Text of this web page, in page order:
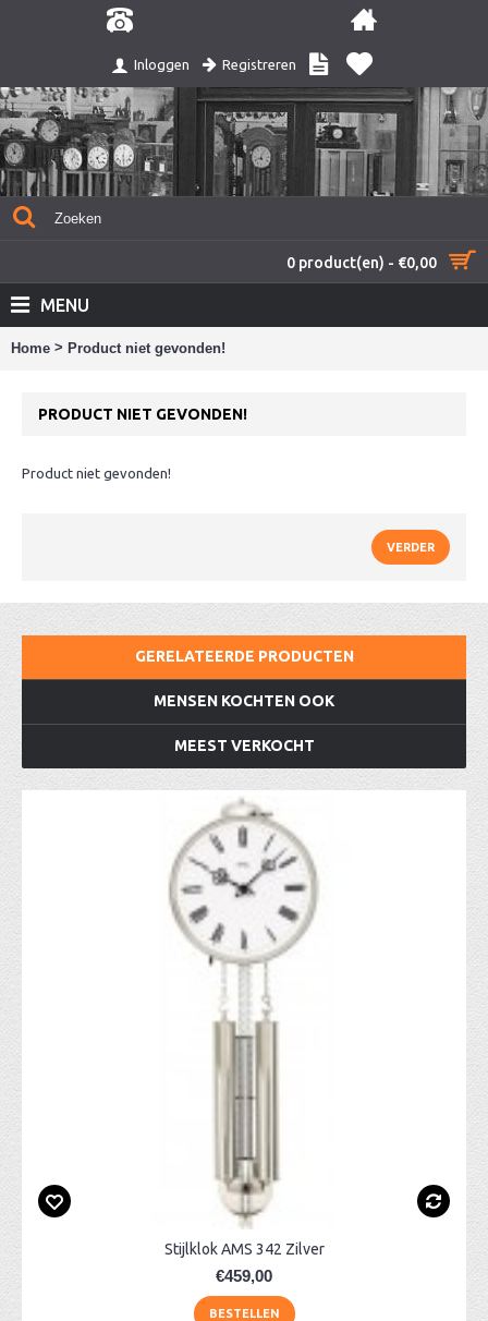
Inloggen Registreren
0 product(en) - €0,00
MENU
Home > Product niet gevonden!
PRODUCT NIET GEVONDEN!
Product niet gevonden!
VERDER
GERELATEERDE PRODUCTEN
MENSEN KOCHTEN OOK
MEEST VERKOCHT
Stijlklok AMS 342 Zilver
€459,00
BESTELLEN